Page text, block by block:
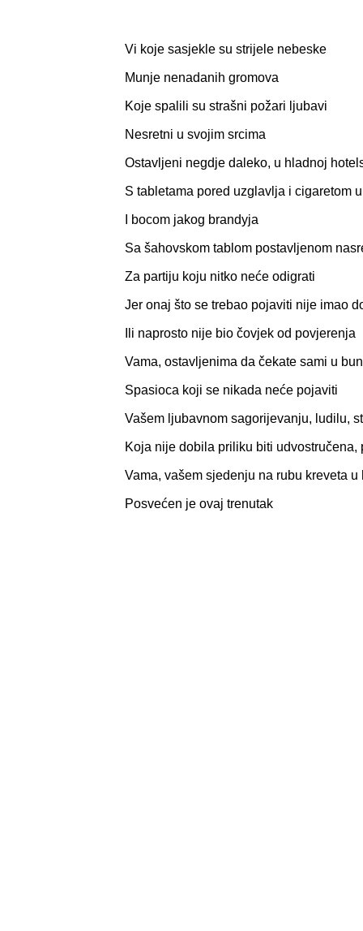
Vi koje sasjekle su strijele nebeske
Munje nenadanih gromova
Koje spalili su strašni požari ljubavi
Nesretni u svojim srcima
Ostavljeni negdje daleko, u hladnoj
S tabletama pored uzglavlja i cigaretom
I bocom jakog brandyja
Sa šahovskom tablom postavljenom
Za partiju koju nitko neće odigrati
Jer onaj što se trebao pojaviti nije imao
Ili naprosto nije bio čovjek od povjerenja
Vama, ostavljenima da čekate sami u
Spasioca koji se nikada neće pojaviti
Vašem ljubavnom sagorijevanju, ludilu,
Koja nije dobila priliku biti
Vama, vašem sjedenju na rubu kreveta u
Posvećen je ovaj trenutak